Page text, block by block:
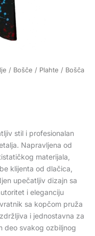
/ Bošče / Plahte / Bošča
stil i profesionalan
Napravljena od
materijala,
klijenta od dlačica,
upečatljiv dizajn sa
i eleganciju
sa kopčom pruža
i jednostavna za
deo svakog ozbiljnog